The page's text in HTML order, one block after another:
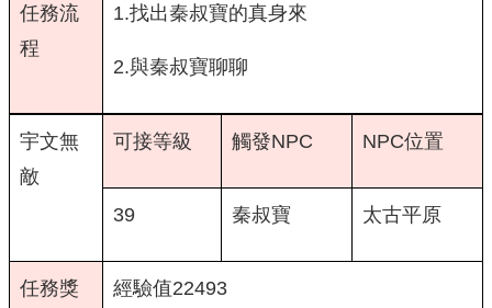
任務流
程
1.找出秦叔寶的真身來
2.與秦叔寶聊聊
宇文無
敵
可接等級 觸發NPC NPC位置
39 秦叔寶 太古平原
任務獎
經驗值22493